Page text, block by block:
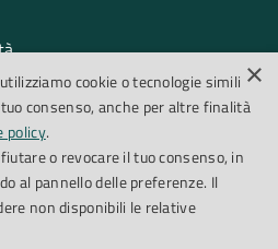
×
cookie o tecnologie simili
consenso, anche per altre finalità
policy.
o revocare il tuo consenso, in
al pannello delle preferenze. Il
non disponibili le relative